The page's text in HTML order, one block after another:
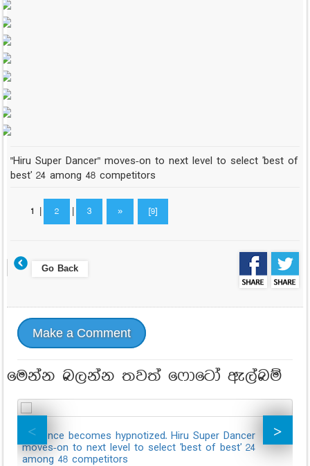
"Hiru Super Dancer" moves-on to next level to select 'best of
best' 24 among 48 competitors
1| 2 3 » [9]
Go Back
Make a Comment
මෙන්න බලන්න තවත් ෆොටෝ ඇල්බම්
Audience becomes hypnotized. Hiru Super Dancer
moves-on to next level to select 'best of best' 24
among 48 competitors